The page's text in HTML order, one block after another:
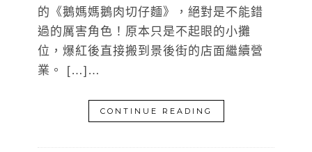
的《鵝媽媽鵝肉切仔麵》，絕對是不能錯
過的厲害角色！原本只是不起眼的小攤
位，爆紅後直接搬到景後街的店面繼續營
業。 […]…
CONTINUE READING